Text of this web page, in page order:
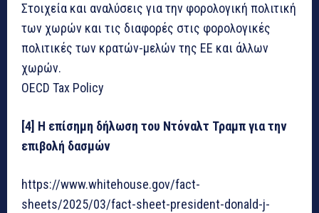
Στοιχεία και αναλύσεις για την φορολογική πολιτική
των χωρών και τις διαφορές στις φορολογικές
πολιτικές των κρατών-μελών της ΕΕ και άλλων
χωρών.
OECD Tax Policy
[4] Η επίσημη δήλωση του Ντόναλτ Τραμπ για την
επιβολή δασμών
https://www.whitehouse.gov/fact-
sheets/2025/03/fact-sheet-president-donald-j-